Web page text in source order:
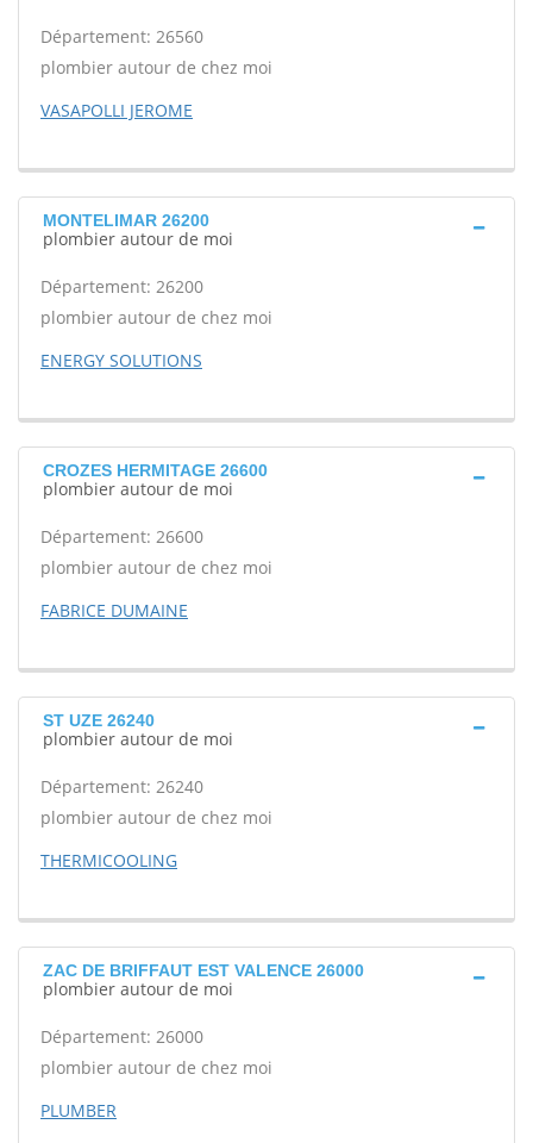
Département: 26560
plombier autour de chez moi
VASAPOLLI JEROME
MONTELIMAR 26200
plombier autour de moi
Département: 26200
plombier autour de chez moi
ENERGY SOLUTIONS
CROZES HERMITAGE 26600
plombier autour de moi
Département: 26600
plombier autour de chez moi
FABRICE DUMAINE
ST UZE 26240
plombier autour de moi
Département: 26240
plombier autour de chez moi
THERMICOOLING
ZAC DE BRIFFAUT EST VALENCE 26000
plombier autour de moi
Département: 26000
plombier autour de chez moi
PLUMBER